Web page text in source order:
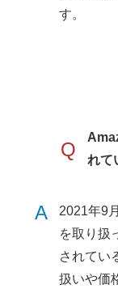
す。
Q
れて
A
2021年9
を取り扱
されてい
扱いや価